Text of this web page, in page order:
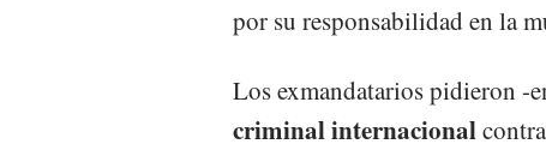
por su responsabilidad en la
Los exmandatarios pidieron -
criminal internacional